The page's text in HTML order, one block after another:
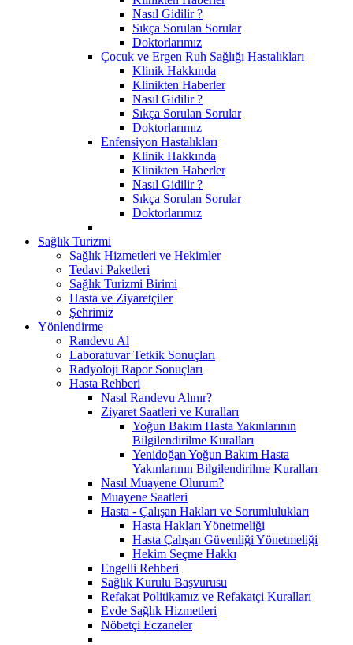
Nasıl Gidilir ?
Sıkça Sorulan Sorular
Doktorlarımız
Çocuk ve Ergen Ruh Sağlığı Hastalıkları
Klinik Hakkında
Klinikten Haberler
Nasıl Gidilir ?
Sıkça Sorulan Sorular
Doktorlarımız
Enfensiyon Hastalıkları
Klinik Hakkında
Klinikten Haberler
Nasıl Gidilir ?
Sıkça Sorulan Sorular
Doktorlarımız
Sağlık Turizmi
Sağlık Hizmetleri ve Hekimler
Tedavi Paketleri
Sağlık Turizmi Birimi
Hasta ve Ziyaretçiler
Şehrimiz
Yönlendirme
Randevu Al
Laboratuvar Tetkik Sonuçları
Radyoloji Rapor Sonuçları
Hasta Rehberi
Nasıl Randevu Alınır?
Ziyaret Saatleri ve Kuralları
Yoğun Bakım Hasta Yakınlarının
Bilgilendirilme Kuralları
Yenidoğan Yoğun Bakım Hasta
Yakınlarının Bilgilendirilme Kuralları
Nasıl Muayene Olurum?
Muayene Saatleri
Hasta - Çalışan Hakları ve Sorumlulukları
Hasta Hakları Yönetmeliği
Hasta Çalışan Güvenliği Yönetmeliği
Hekim Seçme Hakkı
Engelli Rehberi
Sağlık Kurulu Başvurusu
Refakat Politikamız ve Refakatçi Kuralları
Evde Sağlık Hizmetleri
Nöbetçi Eczaneler